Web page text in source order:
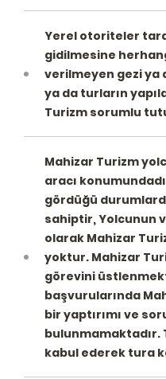
Yerel otoriteler
gidilmesine
verilmeyen gezi ya
ya da turların
Turizm sorumlu
Mahizar Turizm
aracı
gördüğü
sahiptir, Yolcunun
olarak Mahizar
yoktur. Mahizar
görevini
başvurularında
bir yaptırımı ve
bulunmamaktadır.
kabul ederek tura